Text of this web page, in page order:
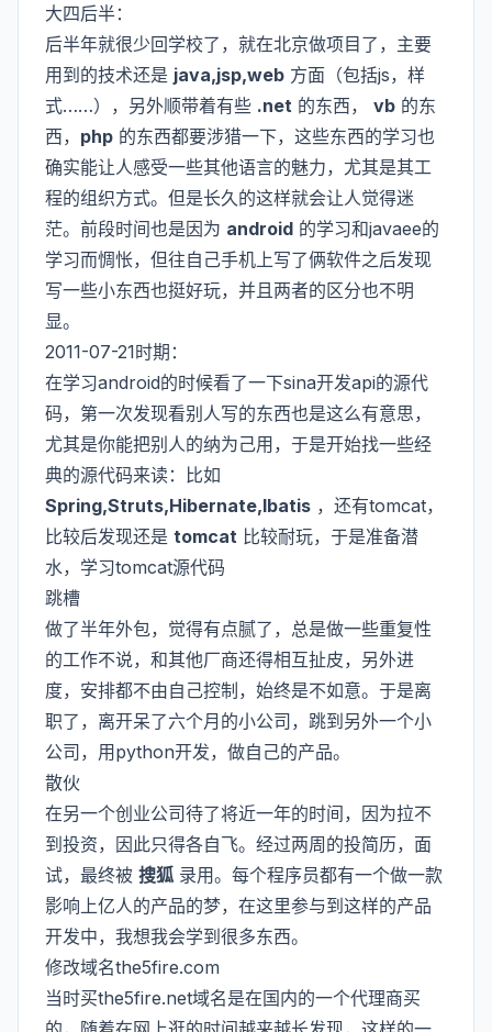
大四后半：
后半年就很少回学校了，就在北京做项目了，主要
用到的技术还是 java,jsp,web 方面（包括js，样
式……），另外顺带着有些 .net 的东西， vb 的东
西， php 的东西都要涉猎一下，这些东西的学习也
确实能让人感受一些其他语言的魅力，尤其是其工
程的组织方式。但是长久的这样就会让人觉得迷
茫。前段时间也是因为 android 的学习和javaee的
学习而惆怅，但往自己手机上写了俩软件之后发现
写一些小东西也挺好玩，并且两者的区分也不明
显。
2011-07-21时期：
在学习android的时候看了一下sina开发api的源代
码，第一次发现看别人写的东西也是这么有意思，
尤其是你能把别人的纳为己用，于是开始找一些经
典的源代码来读：比如
Spring,Struts,Hibernate,Ibatis ，还有tomcat，
比较后发现还是 tomcat 比较耐玩，于是准备潜
水，学习tomcat源代码
跳槽
做了半年外包，觉得有点腻了，总是做一些重复性
的工作不说，和其他厂商还得相互扯皮，另外进
度，安排都不由自己控制，始终是不如意。于是离
职了，离开呆了六个月的小公司，跳到另外一个小
公司，用python开发，做自己的产品。
散伙
在另一个创业公司待了将近一年的时间，因为拉不
到投资，因此只得各自飞。经过两周的投简历，面
试，最终被 搜狐 录用。每个程序员都有一个做一款
影响上亿人的产品的梦，在这里参与到这样的产品
开发中，我想我会学到很多东西。
修改域名the5fire.com
当时买the5fire.net域名是在国内的一个代理商买